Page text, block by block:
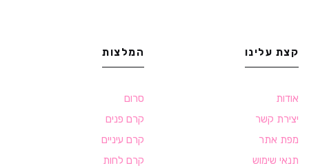
קצת עלינו
אודות
יצירת קשר
מפת אתר
תנאי שימוש
המלצות
סרום
קרם פנים
קרם עיניים
קרם לחות